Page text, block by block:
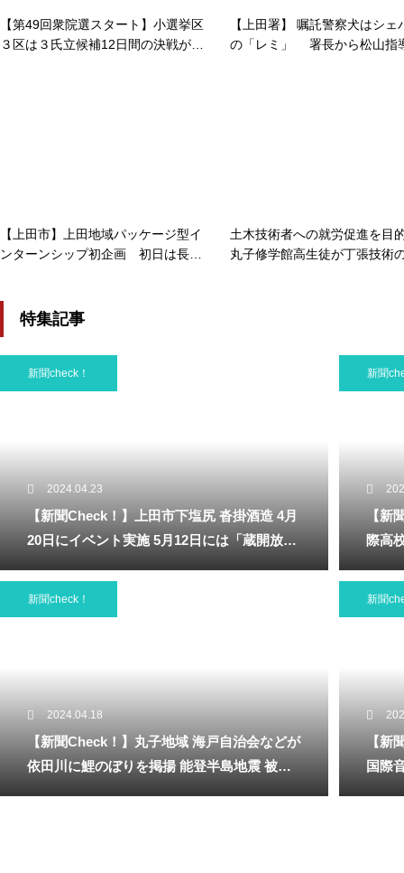
【第49回衆院選スタート】小選挙区
３区は３氏立候補12日間の決戦がス
【上田署】 嘱託警察犬はシェ
の「レミ」 署長から松山指
【上田市】上田地域パッケージ型イ
ンターンシップ初企画 初日は長大
土木技術者への就労促進を目
丸子修学館高生徒が丁張技術
特集記事
新聞check！
2024.04.23
【新聞Check！】上田市下塩尻 沓掛酒造 4月
20日にイベント実施 5月12日には「蔵開放２
新聞
【新
際高
新聞check！
2024.04.18
【新聞Check！】丸子地域 海戸自治会などが
依田川に鯉のぼりを掲揚 能登半島地震 被災
新聞
【新
国際